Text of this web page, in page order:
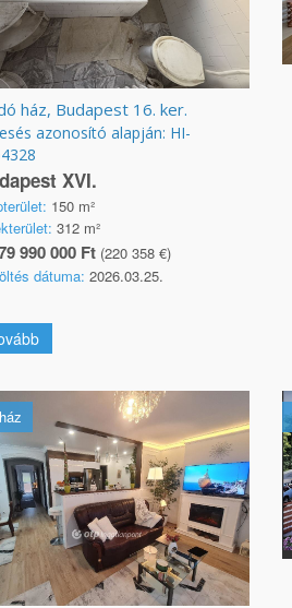
ház, Budapest 16. ker.
azonosító alapján: HI-
XVI.
150 m²
312 m²
990 000 Ft(220 358 €)
dátuma: 2026.03.25.